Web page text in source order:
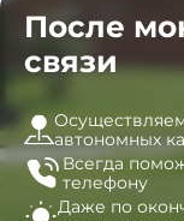
После
связи
автономных
Всегда
телефону
Даже по